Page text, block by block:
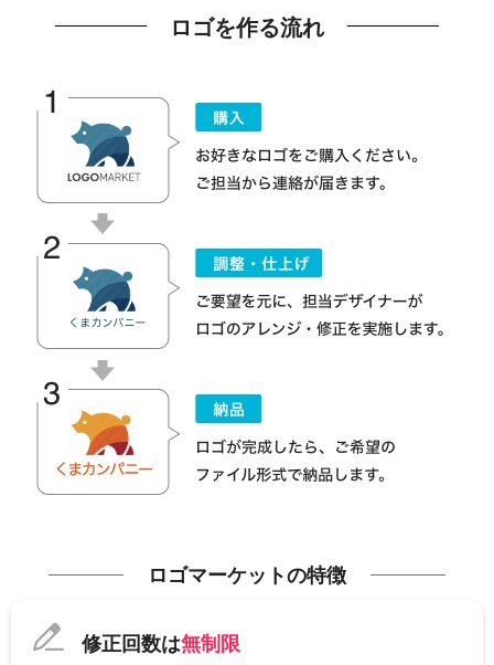
ロゴを作る流れ
ロゴマーケットの特徴
修正回数は無制限